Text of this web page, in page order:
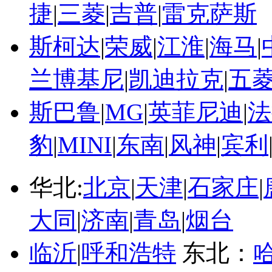
捷|三菱|吉普|雷克萨斯
斯柯达|荣威|江淮|海马|
兰博基尼|凯迪拉克|五
斯巴鲁|MG|英菲尼迪|
豹|MINI|东南|风神|宾利
华北:北京|天津|石家庄|
大同 |济南|青岛|烟台
临沂|呼和浩特 东北：